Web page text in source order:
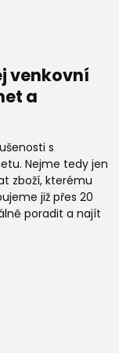
venkovní
a
s
Nejme tedy jen
zboží, kterému
již přes 20
poradit a najít